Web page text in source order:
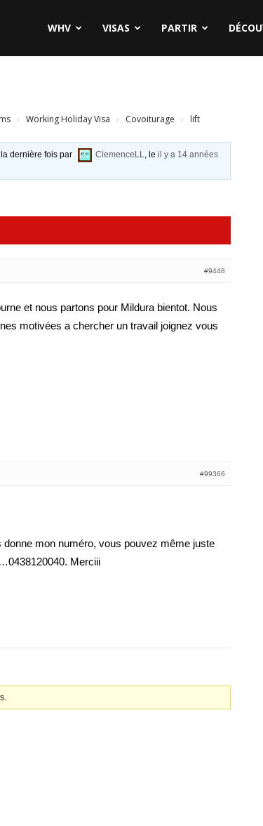
WHV VISAS PARTIR
› Working Holiday Visa › Covoiturage ›
lift
dernière fois par ClemenceLL, leil y a 14 années
#9448
et nous partons pour Mildura bientot. Nous
motivées a chercher un travail joignez vous
#99366
mon numéro, vous pouvez même juste
Merciii